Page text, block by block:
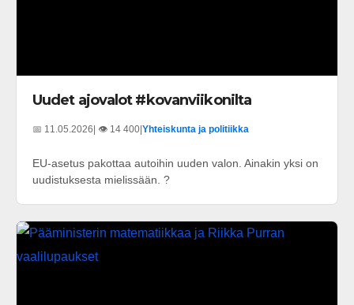
Uudet ajovalot #kovanviikonilta
📅 11.05.2026| 👁️ 14 400|Yhteiskunta ja politiikka
EU-asetus pakottaa autoihin uuden valon. Ainakin yksi on
uudistuksesta mielissään. ?